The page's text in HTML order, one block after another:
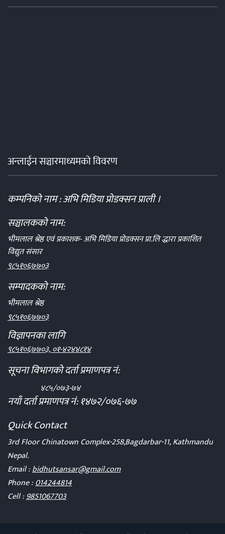
अन्लाईन सञ्चारमाध्यमको विवरण
कम्पनिको नाम : अभि मिडिया प्रोडक्सन प्राली ।
सञ्चालकको नाम:
भीमलाल श्रेष्ठ एवं प्रकाशक- अभि मिडिया प्रोडक्सन प्रा.लि द्धारा प्रकाशित
विद्युत संसार
९८५१०६७७०३
सम्पादकको नाम:
भीमलाल श्रेष्ठ
९८५१०६७७०३
विज्ञापनका लागि
९८५१०६७७०३, ०१-४२४४८१४
सूचना विभागको दर्ता प्रमाणपत्र नं:
४८५/०७३-७४
नयाँ दर्ता प्रमाणपत्र नं: १४७२/०७६-७७
Quick Contact
3rd Floor Chinatown Complex-258,Bagdarbar-11, Kathmandu
Nepal.
Email :bidhutsansar@gmail.com
Phone :014244814
Cell :9851067703